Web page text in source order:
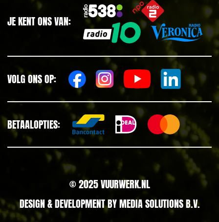
JE KENT ONS VAN:
VOLG ONS OP:
BETAALOPTIES:
© 2025 VUURWERK.NL
DESIGN & DEVELOPMENT BYMEDIA SOLUTIONS B.V.